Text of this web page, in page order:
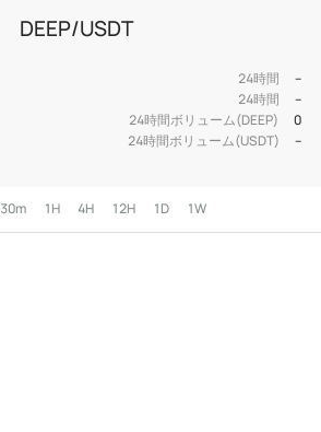
DEEP/USDT
24時間
--
24時間
--
24時間ボリューム(DEEP)
0
24時間ボリューム(USDT)
--
30m 1H 4H 12H 1D 1W